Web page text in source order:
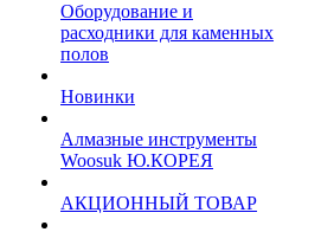
Оборудование и
расходники для каменных
полов
Новинки
Алмазные инструменты
Woosuk Ю.КОРЕЯ
АКЦИОННЫЙ ТОВАР